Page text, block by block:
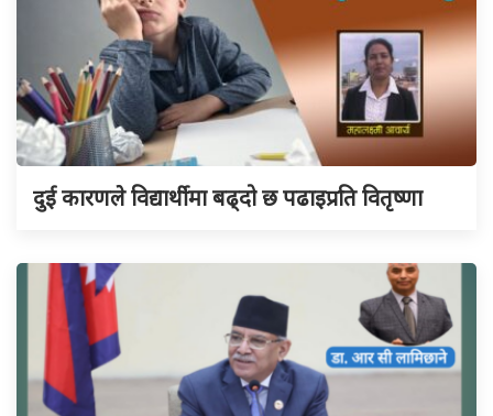
दुई कारणले विद्यार्थीमा बढ्दो छ पढाइप्रति वितृष्णा